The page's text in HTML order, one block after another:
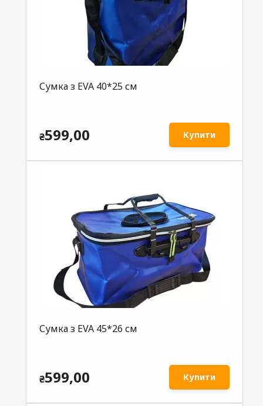
Сумка з EVA 40*25 см
₴599,00 Купити
Сумка з EVA 45*26 см
₴599,00 Купити